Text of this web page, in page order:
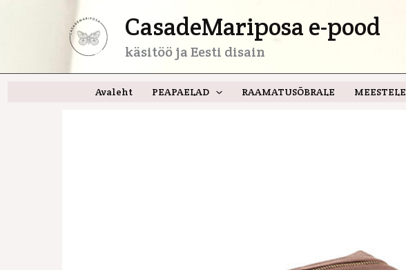
CasadeMariposa e-pood
käsitöö ja Eesti disain
Avaleht PEAPAELAD RAAMATUSÕBRALE MEESTELE